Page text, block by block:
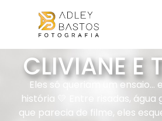
CLIVIANE E
Eles só queriam um
história 💛 Entre risadas,
que parecia de filme, eles